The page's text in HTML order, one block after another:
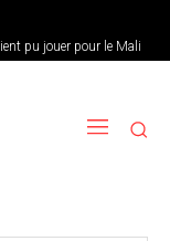
pu jouer pour le Mali